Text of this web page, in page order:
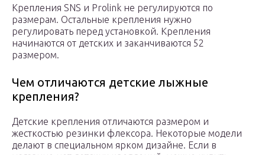
Крепления SNS и Prolink не регулируются по
размерам. Остальные крепления нужно
регулировать перед установкой. Крепления
начинаются от детских и заканчиваются 52
размером.
Чем отличаются детские лыжные
крепления?
Детские крепления отличаются размером и
жесткостью резинки флексора. Некоторые модели
делают в специальном ярком дизайне. Если в